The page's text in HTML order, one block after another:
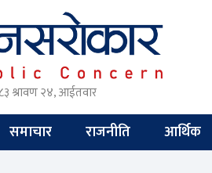
श्रावण २४, आईतवार
समाचार राजनीति आर्थिक